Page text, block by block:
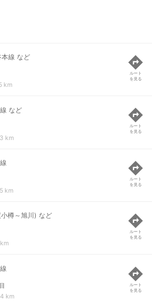
本線 など
km
ルート
を見る
など
km
ルート
を見る
km
ルート
を見る
樽～旭川) など
ルート
を見る
km
ルート
を見る